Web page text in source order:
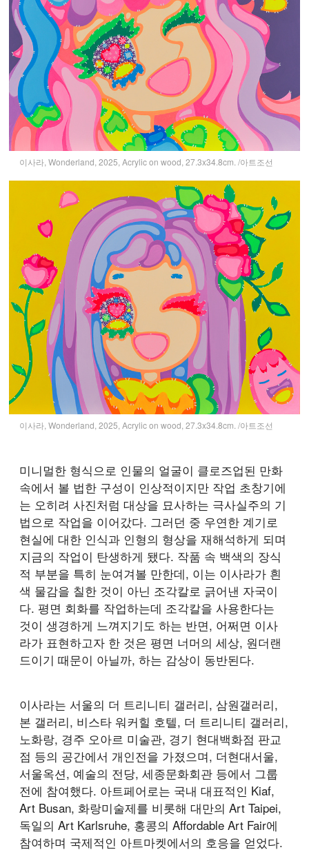
이사라, Wonderland, 2025, Acrylic on wood, 27.3x34.8cm. /아트조선
이사라, Wonderland, 2025, Acrylic on wood, 27.3x34.8cm. /아트조선
미니멀한 형식으로 인물의 얼굴이 클로즈업된 만화
속에서 볼 법한 구성이 인상적이지만 작업 초창기에
는 오히려 사진처럼 대상을 묘사하는 극사실주의 기
법으로 작업을 이어갔다. 그러던 중 우연한 계기로
현실에 대한 인식과 인형의 형상을 재해석하게 되며
지금의 작업이 탄생하게 됐다. 작품 속 백색의 장식
적 부분을 특히 눈여겨볼 만한데, 이는 이사라가 흰
색 물감을 칠한 것이 아닌 조각칼로 긁어낸 자국이
다. 평면 회화를 작업하는데 조각칼을 사용한다는
것이 생경하게 느껴지기도 하는 반면, 어쩌면 이사
라가 표현하고자 한 것은 평면 너머의 세상, 원더랜
드이기 때문이 아닐까, 하는 감상이 동반된다.
이사라는 서울의 더 트리니티 갤러리, 삼원갤러리,
본 갤러리, 비스타 워커힐 호텔, 더 트리니티 갤러리,
노화랑, 경주 오아르 미술관, 경기 현대백화점 판교
점 등의 공간에서 개인전을 가졌으며, 더현대서울,
서울옥션, 예술의 전당, 세종문화회관 등에서 그룹
전에 참여했다. 아트페어로는 국내 대표적인 Kiaf,
Art Busan, 화랑미술제를 비롯해 대만의 Art Taipei,
독일의 Art Karlsruhe, 홍콩의 Affordable Art Fair에
참여하며 국제적인 아트마켓에서의 호응을 얻었다.